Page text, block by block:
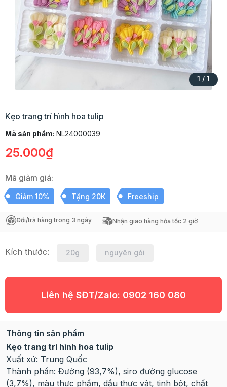
1 / 1
Kẹo trang trí hình hoa tulip
Mã sản phẩm: NL24000039
25.000₫
Mã giảm giá:
Giảm 10% Tặng 20K Freeship
Đổi/trả hàng trong 3 ngày Nhận giao hàng hỏa tốc 2 giờ
Kích thước: 20g nguyên gói
Liên hệ SĐT/Zalo: 0902 160 080
Thông tin sản phẩm
Kẹo trang trí hình hoa tulip
Xuất xứ: Trung Quốc
Thành phần: Đường (93,7%), siro đường glucose
(3,7%), màu thực phẩm, dầu thực vật, tinh bột, chất